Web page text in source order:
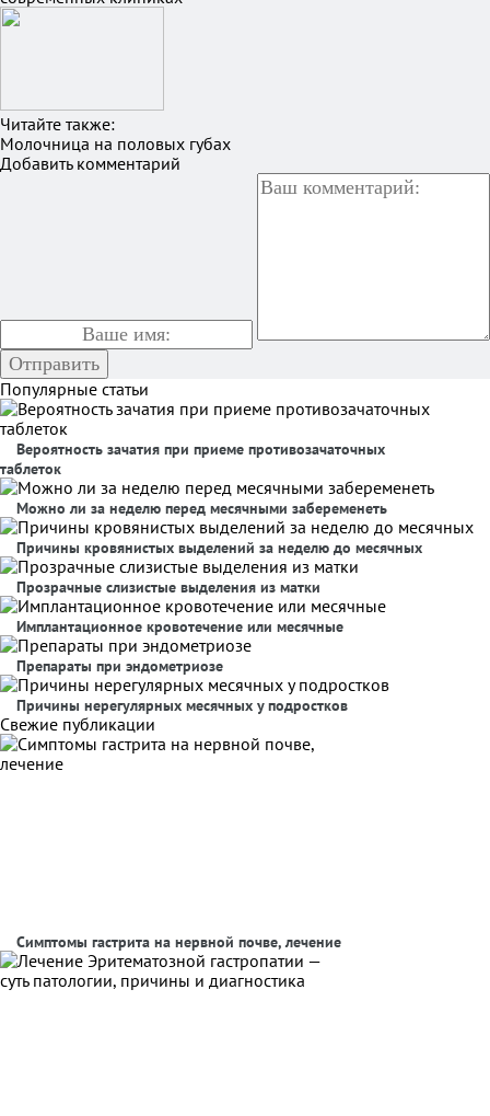
Читайте также:
Молочница на половых губах
Добавить комментарий
Популярные статьи
Вероятность зачатия при приеме противозачаточных
таблеток
Можно ли за неделю перед месячными забеременеть
Причины кровянистых выделений за неделю до месячных
Прозрачные слизистые выделения из матки
Имплантационное кровотечение или месячные
Препараты при эндометриозе
Причины нерегулярных месячных у подростков
Свежие публикации
Симптомы гастрита на нервной почве, лечение